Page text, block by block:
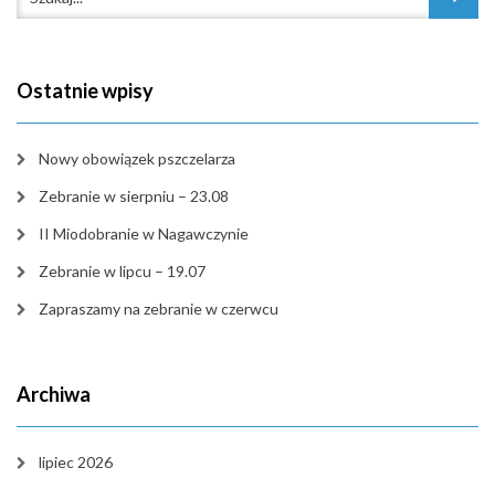
Ostatnie wpisy
Nowy obowiązek pszczelarza
Zebranie w sierpniu – 23.08
II Miodobranie w Nagawczynie
Zebranie w lipcu – 19.07
Zapraszamy na zebranie w czerwcu
Archiwa
lipiec 2026